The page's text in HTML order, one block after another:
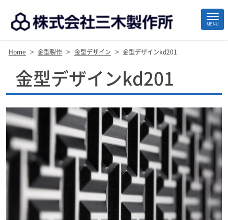
MENU
Home > 金型製作 > 金型デザイン > 金型デザインkd201
金型デザインkd201
Site
Footer